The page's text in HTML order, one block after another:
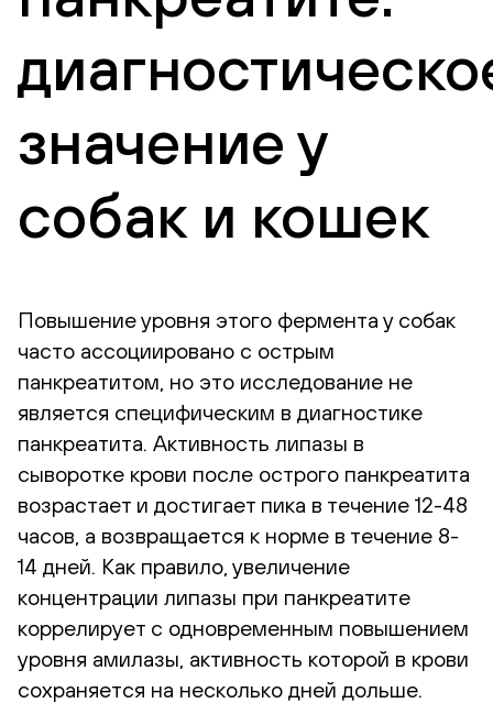
значение у
собак и кошек
Повышение уровня этого фермента у собак
часто ассоциировано с острым
панкреатитом, но это исследование не
является специфическим в диагностике
панкреатита. Активность липазы в
сыворотке крови после острого панкреатита
возрастает и достигает пика в течение 12-48
часов, а возвращается к норме в течение 8-
14 дней. Как правило, увеличение
концентрации липазы при панкреатите
коррелирует с одновременным повышением
уровня амилазы, активность которой в крови
сохраняется на несколько дней дольше.